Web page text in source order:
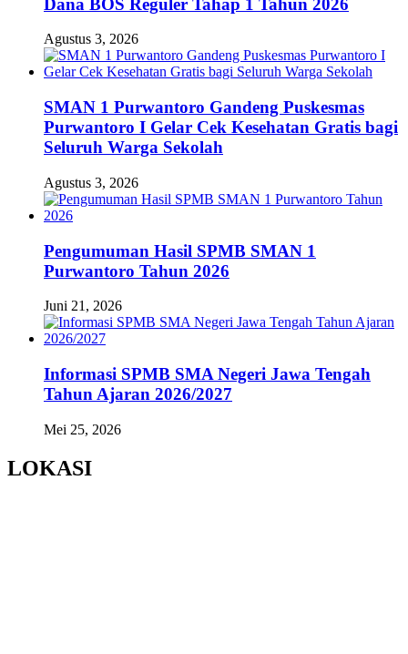
Agustus 3, 2026
SMAN 1 Purwantoro Gandeng Puskesmas
Purwantoro I Gelar Cek Kesehatan Gratis bagi
Seluruh Warga Sekolah
Agustus 3, 2026
Pengumuman Hasil SPMB SMAN 1
Purwantoro Tahun 2026
Juni 21, 2026
Informasi SPMB SMA Negeri Jawa Tengah
Tahun Ajaran 2026/2027
Mei 25, 2026
LOKASI